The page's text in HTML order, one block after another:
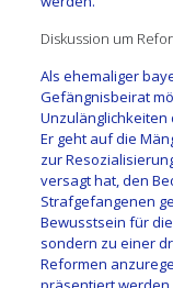
Diskussion um
Als ehemaliger
Gefängnisbeirat
Unzulänglichkeiten
Er geht auf die
zur
versagt hat, den
Strafgefangenen
Bewusstsein für
sondern zu einer
Reformen